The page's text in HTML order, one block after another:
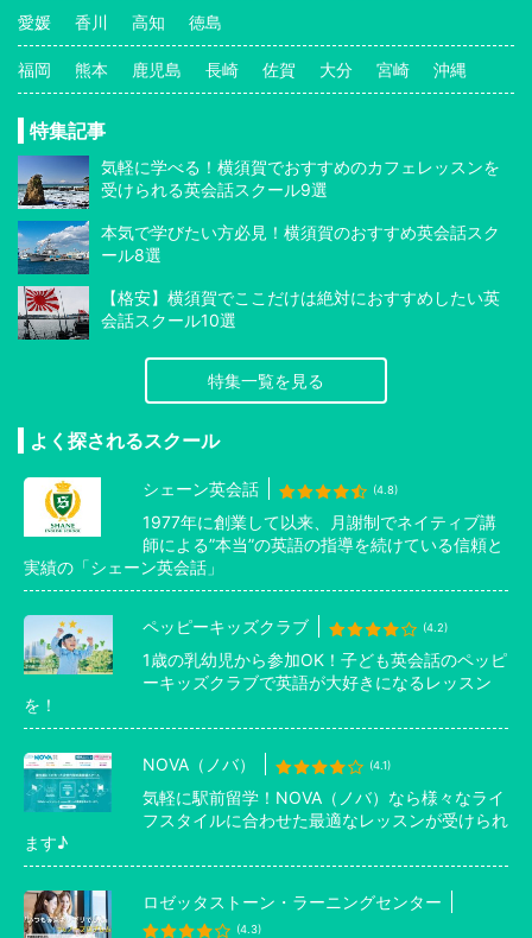
愛媛 香川 高知 徳島
福岡 熊本 鹿児島 長崎 佐賀 大分 宮崎 沖縄
特集記事
気軽に学べる！横須賀でおすすめのカフェレッスンを
受けられる英会話スクール9選
本気で学びたい方必見！横須賀のおすすめ英会話スク
ール8選
【格安】横須賀でここだけは絶対におすすめしたい英
会話スクール10選
特集一覧を見る
よく探されるスクール
シェーン英会話 (4.8)
1977年に創業して以来、月謝制でネイティブ講
師による”本当”の英語の指導を続けている信頼と
実績の「シェーン英会話」
ペッピーキッズクラブ (4.2)
1歳の乳幼児から参加OK！子ども英会話のペッピ
ーキッズクラブで英語が大好きになるレッスン
を！
NOVA（ノバ） (4.1)
気軽に駅前留学！NOVA（ノバ）なら様々なライ
フスタイルに合わせた最適なレッスンが受けられ
ます♪
ロゼッタストーン・ラーニングセンター
(4.3)